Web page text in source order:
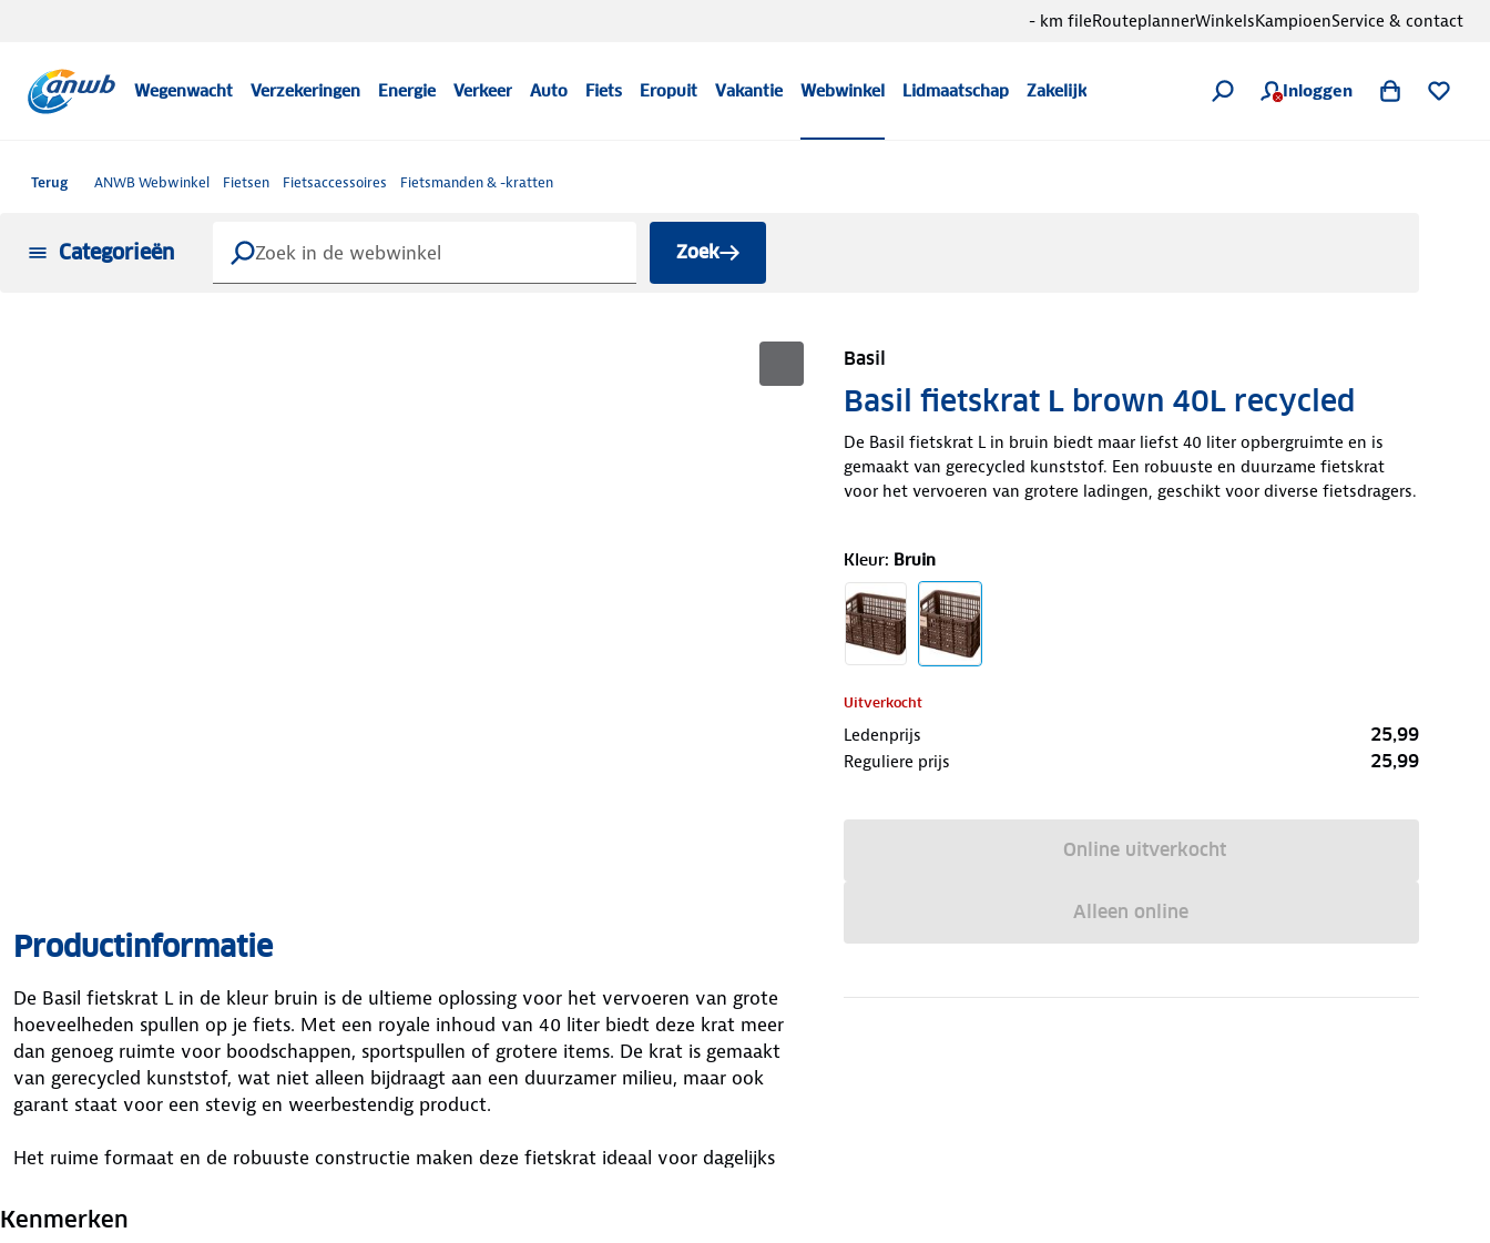
Wegenwacht Verzekeringen Energie Verkeer Auto Fiets Eropuit Vakantie Webwinkel Lidmaatschap Zakelijk Inloggen
- km fileRouteplannerWinkelsKampioenService & contact
Terug ANWB Webwinkel Fietsen Fietsaccessoires Fietsmanden & -kratten
Categorieën Zoek
Basil
Basil fietskrat L brown 40L recycled
De Basil fietskrat L in bruin biedt maar liefst 40 liter opbergruimte en is
gemaakt van gerecycled kunststof. Een robuuste en duurzame fietskrat
voor het vervoeren van grotere ladingen, geschikt voor diverse fietsdragers.
Kleur: Bruin
Uitverkocht
Ledenprijs 25,99
Reguliere prijs 25,99
Online uitverkocht
Alleen online
Productinformatie
De Basil fietskrat L in de kleur bruin is de ultieme oplossing voor het vervoeren van grote
hoeveelheden spullen op je fiets. Met een royale inhoud van 40 liter biedt deze krat meer
dan genoeg ruimte voor boodschappen, sportspullen of grotere items. De krat is gemaakt
van gerecycled kunststof, wat niet alleen bijdraagt aan een duurzamer milieu, maar ook
garant staat voor een stevig en weerbestendig product.
Het ruime formaat en de robuuste constructie maken deze fietskrat ideaal voor dagelijks
is geschikt voor zowel stadsfietsen als elektrische fietsen. Het stijlvolle bruine design maakt
Kenmerken